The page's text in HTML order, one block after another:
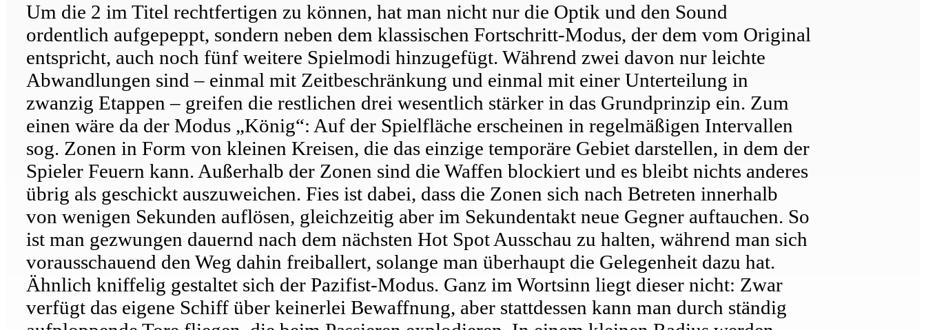
Um die 2 im Titel rechtfertigen zu können, hat man nicht nur die Optik und den Sound
ordentlich aufgepeppt, sondern neben dem klassischen Fortschritt-Modus, der dem vom Original
entspricht, auch noch fünf weitere Spielmodi hinzugefügt. Während zwei davon nur leichte
Abwandlungen sind – einmal mit Zeitbeschränkung und einmal mit einer Unterteilung in
zwanzig Etappen – greifen die restlichen drei wesentlich stärker in das Grundprinzip ein. Zum
einen wäre da der Modus „König“: Auf der Spielfläche erscheinen in regelmäßigen Intervallen
sog. Zonen in Form von kleinen Kreisen, die das einzige temporäre Gebiet darstellen, in dem der
Spieler Feuern kann. Außerhalb der Zonen sind die Waffen blockiert und es bleibt nichts anderes
übrig als geschickt auszuweichen. Fies ist dabei, dass die Zonen sich nach Betreten innerhalb
von wenigen Sekunden auflösen, gleichzeitig aber im Sekundentakt neue Gegner auftauchen. So
ist man gezwungen dauernd nach dem nächsten Hot Spot Ausschau zu halten, während man sich
vorausschauend den Weg dahin freiballert, solange man überhaupt die Gelegenheit dazu hat.
Ähnlich kniffelig gestaltet sich der Pazifist-Modus. Ganz im Wortsinn liegt dieser nicht: Zwar
verfügt das eigene Schiff über keinerlei Bewaffnung, aber stattdessen kann man durch ständig